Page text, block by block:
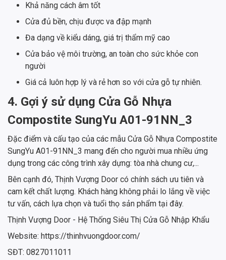
Khả năng cách âm tốt
Cửa đủ bền, chịu được va đập mạnh
Đa dạng về kiểu dáng, giá trị thẩm mỹ cao
Cửa bảo vệ môi trường, an toàn cho sức khỏe con
người
Giá cả luôn hợp lý và rẻ hơn so với cửa gỗ tự nhiên.
4. Gợi ý sử dụng Cửa Gỗ Nhựa
Compostite SungYu A01-91NN_3
Đặc điểm và cấu tạo của các mẫu Cửa Gỗ Nhựa Compostite
SungYu A01-91NN_3 mang đến cho người mua nhiều ứng
dụng trong các công trình xây dựng: tòa nhà chung cư,...
Bên cạnh đó, Thịnh Vượng Door có chính sách ưu tiên và
cam kết chất lượng. Khách hàng không phải lo lắng về việc
tư vấn, cách lựa chọn và tuổi thọ sản phẩm tại đây.
Thịnh Vượng Door - Hệ Thống Siêu Thị Cửa Gỗ Nhập Khẩu
Website: https://thinhvuongdoor.com/
SĐT: 0827011011